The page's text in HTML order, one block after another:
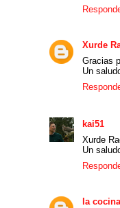
Xurde
Gracias
Un
kai51
Xurde
Un
la